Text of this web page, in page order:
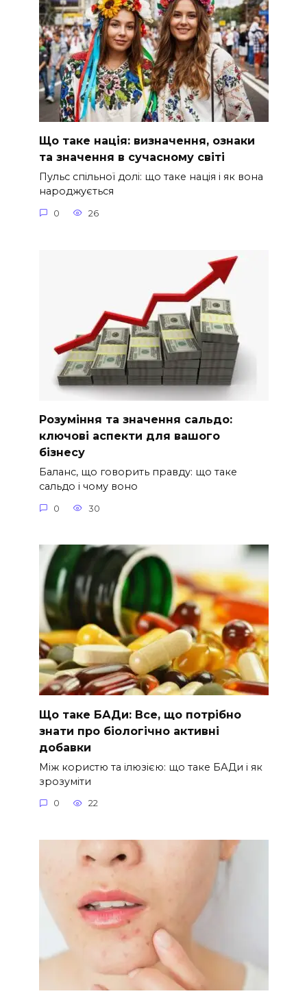
Що таке нація: визначення, ознаки
та значення в сучасному світі
Пульс спільної долі: що таке нація і як вона
народжується
0 26
Розуміння та значення сальдо:
ключові аспекти для вашого
бізнесу
Баланс, що говорить правду: що таке
сальдо і чому воно
0 30
Що таке БАДи: Все, що потрібно
знати про біологічно активні
добавки
Між користю та ілюзією: що таке БАДи і як
зрозуміти
0 22